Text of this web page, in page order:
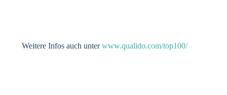
Weitere Infos auch unterwww.qualido.com/top100/